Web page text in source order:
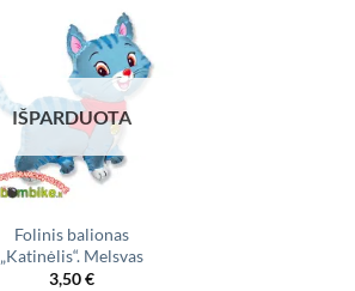
IŠPARDUOTA
Folinis balionas
„Katinėlis“. Melsvas
3,50€